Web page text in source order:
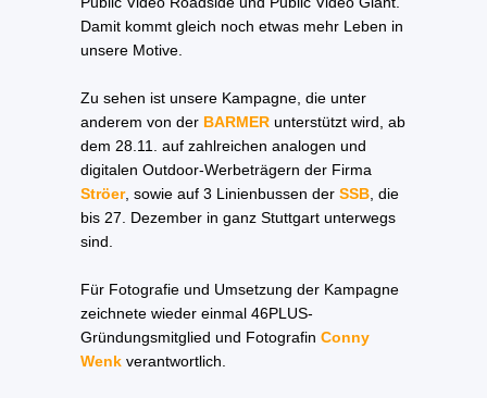
Damit kommt gleich noch etwas mehr Leben in
unsere Motive.
Zu sehen ist unsere Kampagne, die unter
anderem von der BARMER unterstützt wird, ab
dem 28.11. auf zahlreichen analogen und
digitalen Outdoor-Werbeträgern der Firma
Ströer, sowie auf 3 Linienbussen der SSB , die
bis 27. Dezember in ganz Stuttgart unterwegs
sind.
Für Fotografie und Umsetzung der Kampagne
zeichnete wieder einmal 46PLUS-
Gründungsmitglied und Fotografin Conny
Wenk verantwortlich.